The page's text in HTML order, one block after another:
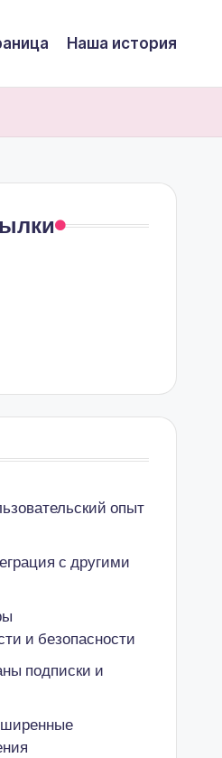
Наша история
опыт
с другими
и безопасности
подписки и